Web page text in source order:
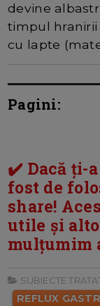
devine
timpul hranirii
cu lapte
Pagini:
✔️ Dacă ți-
fost de
share!
utile și
mulțumim
SUBIECTE
REFLUX